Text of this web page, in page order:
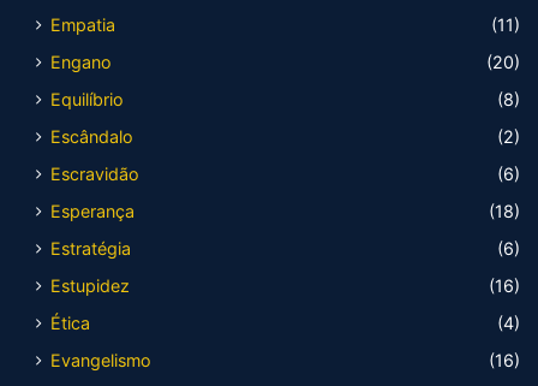
Empatia
(11)
Engano
(20)
Equilíbrio
(8)
Escândalo
(2)
Escravidão
(6)
Esperança
(18)
Estratégia
(6)
Estupidez
(16)
Ética
(4)
Evangelismo
(16)